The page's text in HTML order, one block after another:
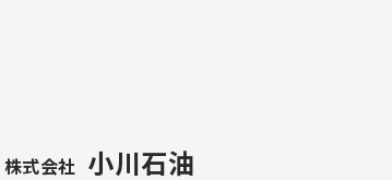
株式会社 小川石油